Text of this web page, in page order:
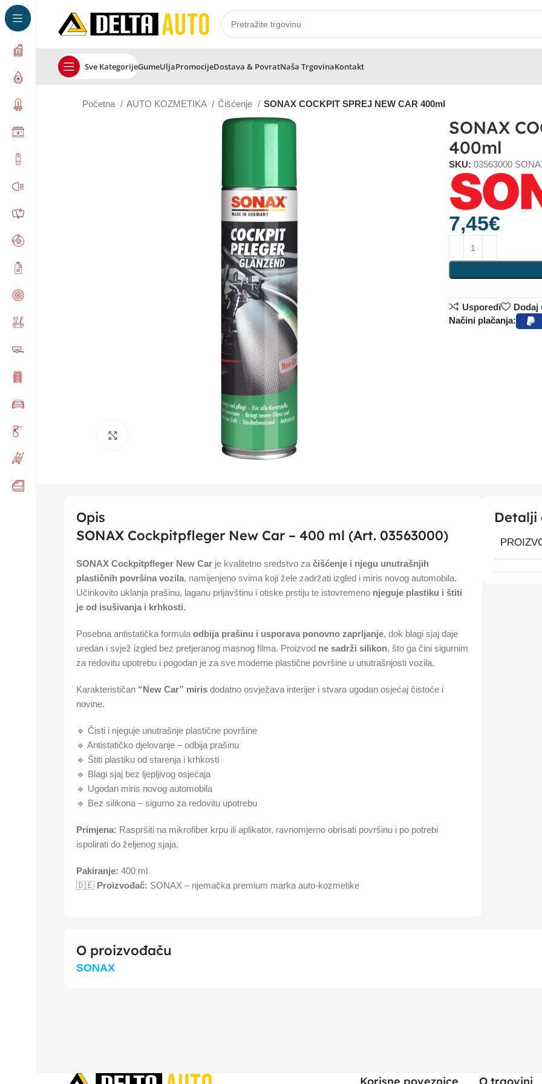
Sve KategorijeGumeUljaPromocijeDostava & PovratNaša TrgovinaKontakt
Početna AUTO KOZMETIKA Čišćenje SONAX COCKPIT SPREJ NEW CAR 400ml
SONAX
400ml
SKU:03563000
7,45€
Usporedi Dodaj
Načini plačanja:
Opis
SONAX Cockpitpfleger New Car – 400 ml (Art. 03563000)
SONAX Cockpitpfleger New Car je kvalitetno sredstvo za čišćenje i njegu unutrašnjih
plastičnih površina vozila, namijenjeno svima koji žele zadržati izgled i miris novog automobila.
Učinkovito uklanja prašinu, laganu prljavštinu i otiske prstiju te istovremeno njeguje plastiku i štiti
je od isušivanja i krhkosti.
Posebna antistatička formula odbijа prašinu i usporava ponovno zaprljanje, dok blagi sjaj daje
uredan i svjež izgled bez pretjeranog masnog filma. Proizvod ne sadrži silikon, što ga čini sigurnim
za redovitu upotrebu i pogodan je za sve moderne plastične površine u unutrašnjosti vozila.
Karakterističan “New Car” miris dodatno osvježava interijer i stvara ugodan osjećaj čistoće i
novine.
🔹 Čisti i njeguje unutrašnje plastične površine
🔹 Antistatičko djelovanje – odbija prašinu
🔹 Štiti plastiku od starenja i krhkosti
🔹 Blagi sjaj bez ljepljivog osjećaja
🔹 Ugodan miris novog automobila
🔹 Bez silikona – sigurno za redovitu upotrebu
Primjena: Raspršiti na mikrofiber krpu ili aplikator, ravnomjerno obrisati površinu i po potrebi
ispolirati do željenog sjaja.
Pakiranje: 400 ml
🇩🇪 Proizvođač: SONAX – njemačka premium marka auto-kozmetike
Detalji
O proizvođaču
SONAX